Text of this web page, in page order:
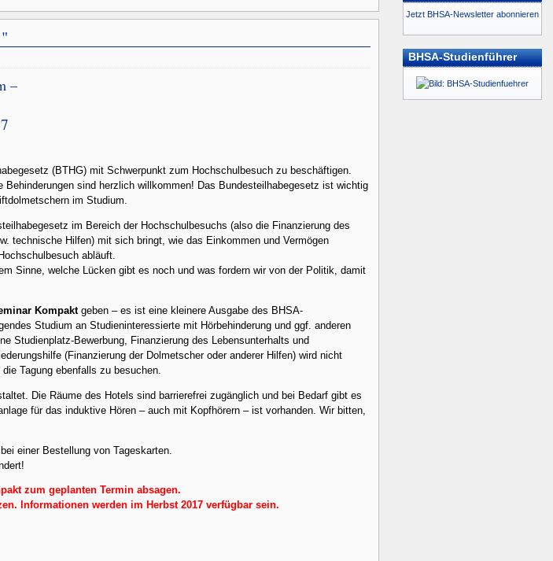
–
(BTHG) mit Schwerpunkt zum Hochschulbesuch zu beschäftigen.
sind herzlich willkommen! Das Bundesteilhabegesetz ist wichtig
im Studium.
im Bereich der Hochschulbesuchs (also die Finanzierung des
technische Hilfen) mit sich bringt, wie das Einkommen und Vermögen
abläuft.
Sinne, welche Lücken gibt es noch und was fordern wir von der Politik, damit
Kompaktgeben – es ist eine kleinere Ausgabe des BHSA-
Studium an Studieninteressierte mit Hörbehinderung und ggf. anderen
Studienplatz-Bewerbung, Finanzierung des Lebensunterhalts und
(Finanzierung der Dolmetscher oder anderer Hilfen) wird nicht
Tagung ebenfalls zu besuchen.
Die Räume des Hotels sind barrierefrei zugänglich und bei Bedarf gibt es
für das induktive Hören – auch mit Kopfhörern – ist vorhanden. Wir bitten,
bei einer Bestellung von Tageskarten.
zum geplanten Termin absagen.
Informationen werden im Herbst 2017 verfügbar sein.
Jetzt BHSA-Newsletter abonnieren
BHSA-Studienführer